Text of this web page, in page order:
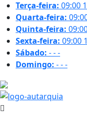
Terça-feira: 09:00
Quarta-feira:
Quinta-feira:
Sexta-feira: 09:00
Sábado: ---
Domingo: ---